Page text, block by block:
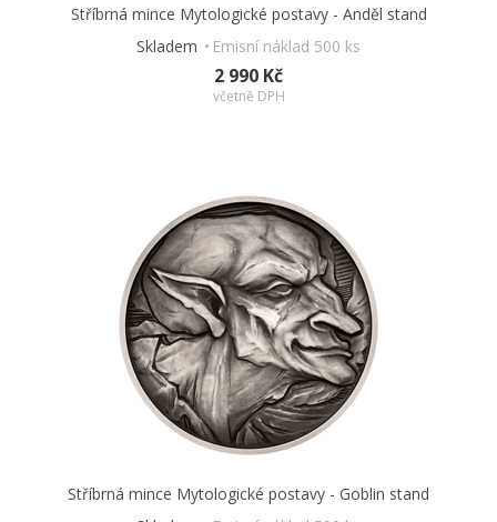
Stříbrná mince Mytologické postavy - Anděl stand
Skladem
Emisní náklad 500 ks
2 990 Kč
včetně DPH
Stříbrná mince Mytologické postavy - Goblin stand